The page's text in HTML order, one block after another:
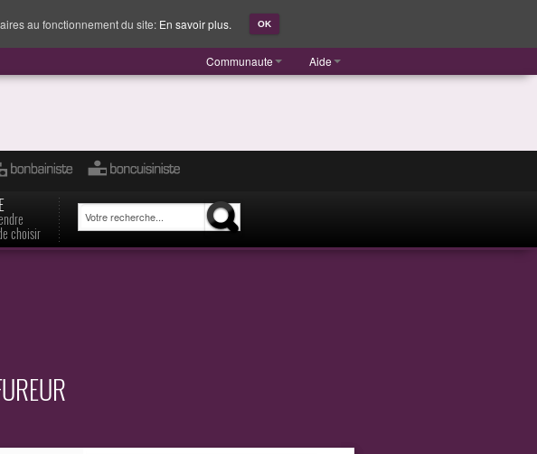
Communaute Aide
choisir
au fonctionnement du site: En savoir plus. OK